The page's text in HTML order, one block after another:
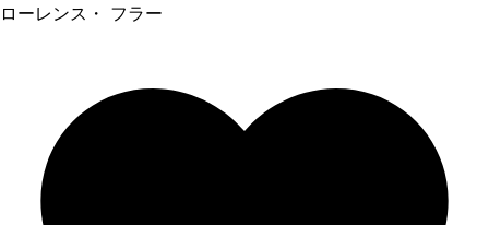
ローレンス・ フラー